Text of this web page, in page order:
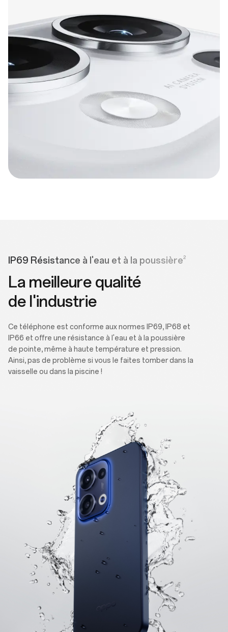
IP69 Résistance à l'eau et à la poussière2
La meilleure qualité
de l'industrie
Ce téléphone est conforme aux normes IP69, IP68 et
IP66 et offre une résistance à l'eau et à la poussière
de pointe, même à haute température et pression.
Ainsi, pas de problème si vous le faites tomber dans la
vaisselle ou dans la piscine !